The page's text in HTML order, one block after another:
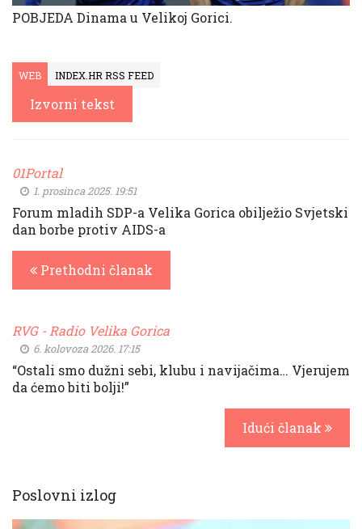
POBJEDA Dinama u Velikoj Gorici.
WEB INDEX.HR RSS FEED
Izvorni tekst
01Portal
1. prosinca 2025. 19:51
Forum mladih SDP-a Velika Gorica obilježio Svjetski
dan borbe protiv AIDS-a
Prethodni članak
RVG - Radio Velika Gorica
6. kolovoza 2026. 17:15
“Ostali smo dužni sebi, klubu i navijačima… Vjerujem
da ćemo biti bolji!”
Idući članak
Poslovni izlog